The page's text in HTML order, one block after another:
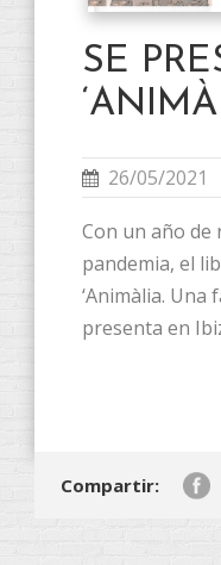
SE
26/05/2021
Con un año de
pandemia, el
‘Animàlia. Una
presenta en
Compartir: